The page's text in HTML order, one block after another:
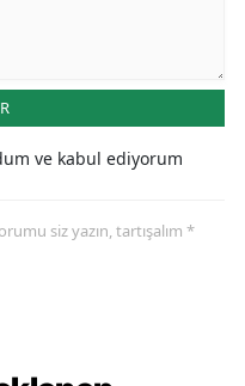
ve kabul ediyorum
siz yazın, tartışalım *